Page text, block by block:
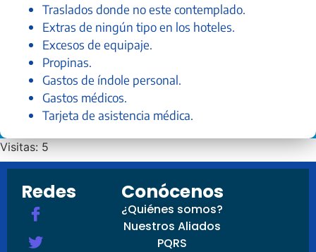
Traslados donde no este contemplado.
Extras de ningún tipo en los hoteles.
Excesos de equipaje.
Propinas.
Gastos de índole personal.
Gastos médicos.
Tarjeta de asistencia médica.
Visitas: 5
Redes Conócenos
¿Quiénes somos?
Nuestros Aliados
PQRS